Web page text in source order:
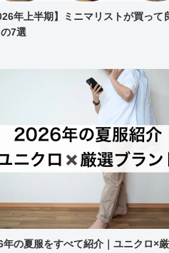
年上半期】ミニマリストが買って
7選
年の夏服をすべて紹介｜ユニクロ×